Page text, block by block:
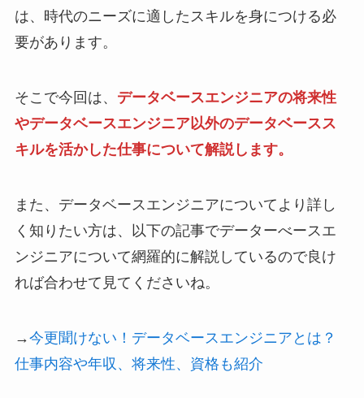
は、時代のニーズに適したスキルを身につける必
要があります。
そこで今回は、 データベースエンジニアの将来性
やデータベースエンジニア以外のデータベースス
キルを活かした仕事について解説します。
また、データベースエンジニアについてより詳し
く知りたい方は、以下の記事でデーターべースエ
ンジニアについて網羅的に解説しているので良け
れば合わせて見てくださいね。
→今更聞けない！データベースエンジニアとは？
仕事内容や年収、将来性、資格も紹介